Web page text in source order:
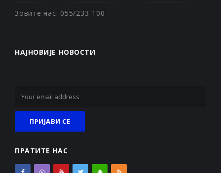
Зовите нас: 055/233-100
НАЈНОВИЈЕ НОВОСТИ
ПРАТИТЕ НАС